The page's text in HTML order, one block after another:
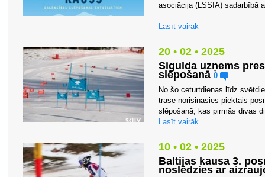
asociācija (LSSIA) sadarbībā
...
Lasīt vairāk
20 • 02 • 2025
Sigulda uzņems
slēpošanā 0
No šo ceturtdienas līdz
trasē norisināsies piektais
slēpošanā, kas pirmās divas
Lasīt vairāk
10 • 02 • 2025
Baltijas kausa 3.
noslēdzies ar